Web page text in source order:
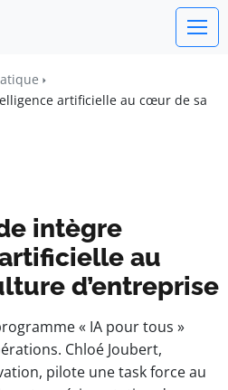
artificielle au cœur de sa
intègre
au
d’entreprise
« IA pour tous »
Chloé Joubert,
pilote une task force au